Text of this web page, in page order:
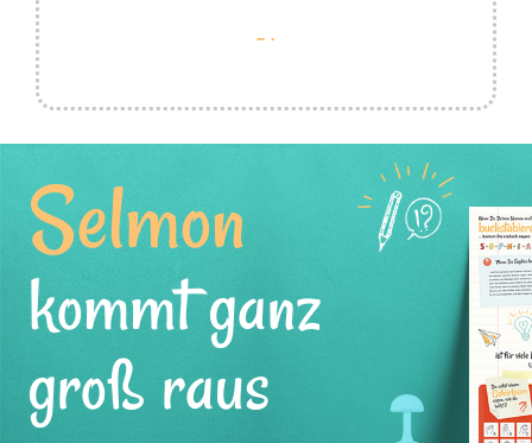
Selmon
kommt ganz
groß raus